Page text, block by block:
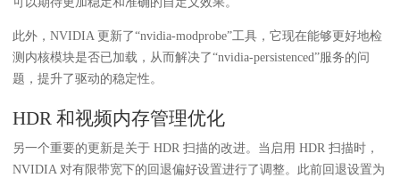
此外，NVIDIA 更新了“nvidia-modprobe”工具，它现在能够更好地检
测内核模块是否已加载，从而解决了“nvidia-persistenced”服务的问
题，提升了驱动的稳定性。
HDR 和视频内存管理优化
另一个重要的更新是关于 HDR 扫描的改进。当启用 HDR 扫描时，
NVIDIA 对有限带宽下的回退偏好设置进行了调整。此前回退设置为